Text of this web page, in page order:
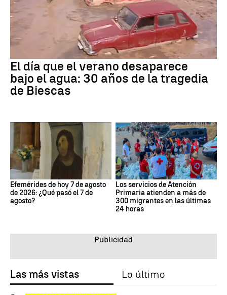
El día que el verano desaparece
bajo el agua: 30 años de la tragedia
de Biescas
Efemérides de hoy 7 de agosto
de 2026: ¿Qué pasó el 7 de
agosto?
Los servicios de Atención
Primaria atienden a más de
300 migrantes en las últimas
24 horas
Las más vistas Lo último